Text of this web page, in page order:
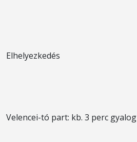
Elhelyezkedés
Velencei-tó part: kb. 3 perc gyalog